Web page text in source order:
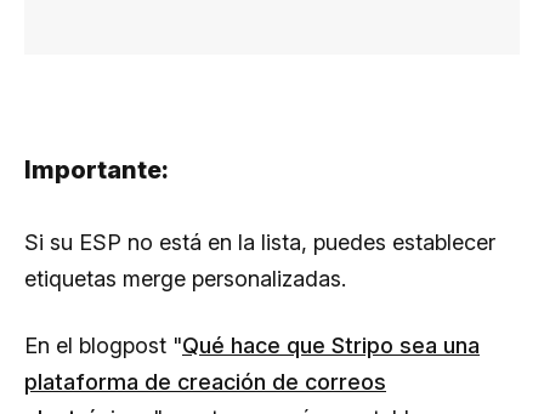
Importante:
Si su ESP no está en la lista, puedes establecer
etiquetas merge personalizadas.
En el blogpost "Qué hace que Stripo sea una
plataforma de creación de correos